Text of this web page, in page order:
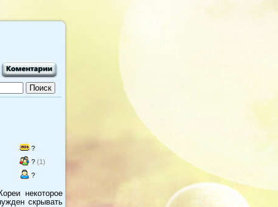
?
? (1)
?
некоторое
скрывать